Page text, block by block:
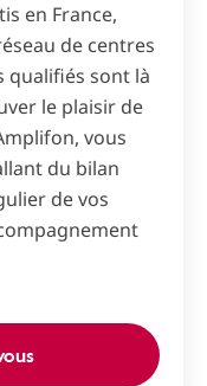
en France,
de centres
qualifiés sont là
le plaisir de
vous
du bilan
de vos